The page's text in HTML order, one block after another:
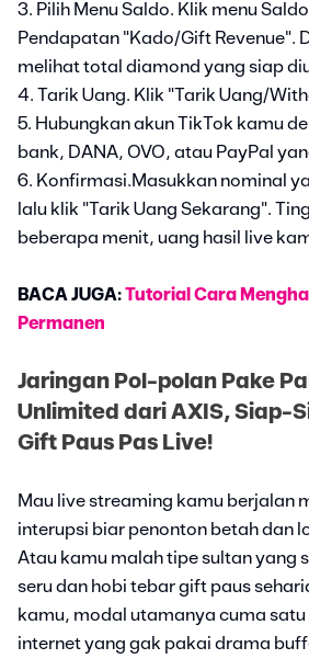
3. Pilih Menu Saldo. Klik menu
Pendapatan "Kado/Gift Revenue".
melihat total diamond yang siap
4. Tarik Uang. Klik "Tarik Uang/
5. Hubungkan akun TikTok kamu
bank, DANA, OVO, atau PayPal
6. Konfirmasi.Masukkan nominal
lalu klik "Tarik Uang Sekarang".
beberapa menit, uang hasil live
BACA JUGA:Tutorial Cara
Permanen
Jaringan Pol-polan Pake
Unlimited dari AXIS, Siap-
Gift Paus Pas Live!
Mau live streaming kamu berjalan
interupsi biar penonton betah dan
Atau kamu malah tipe sultan yang
seru dan hobi tebar gift paus
kamu, modal utamanya cuma
internet yang gak pakai drama